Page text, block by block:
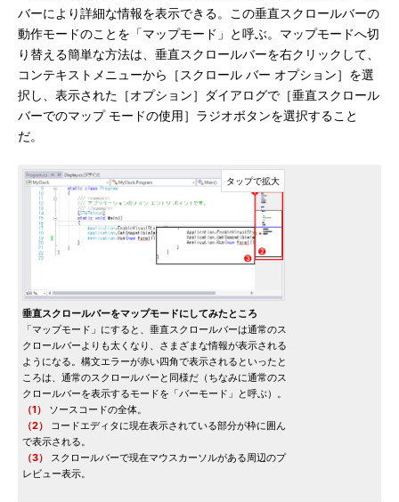
バーにより詳細な情報を表示できる。この垂直スクロールバーの
動作モードのことを「マップモード」と呼ぶ。マップモードへ切
り替える簡単な方法は、垂直スクロールバーを右クリックして、
コンテキストメニューから［スクロール バー オプション］を選
択し、表示された［オプション］ダイアログで［垂直スクロール
バーでのマップ モードの使用］ラジオボタンを選択すること
だ。
垂直スクロールバーをマップモードにしてみたところ
「マップモード」にすると、垂直スクロールバーは通常のス
クロールバーよりも太くなり、さまざまな情報が表示される
ようになる。構文エラーが赤い四角で表示されるといったと
ころは、通常のスクロールバーと同様だ（ちなみに通常のス
クロールバーを表示するモードを「バーモード」と呼ぶ）。
（1）
ソースコードの全体。
（2）
コードエディタに現在表示されている部分が枠に囲ん
で表示される。
（3）
スクロールバーで現在マウスカーソルがある周辺のプ
レビュー表示。